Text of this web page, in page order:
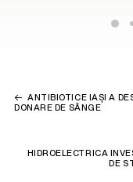
ANTIBIOTICE IAȘI A
DONARE DE SÂNGE
HIDROELECTRICA
DE